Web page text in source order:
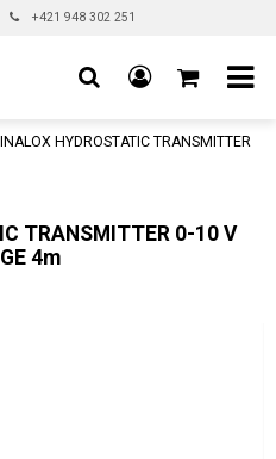
+421 948 302 251
HYDROSTATIC TRANSMITTER
TRANSMITTER 0-10 V
4m